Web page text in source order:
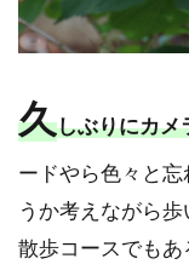
久しぶりにカメ
ードやら色々と
うか考えながら
散歩コースでもあ